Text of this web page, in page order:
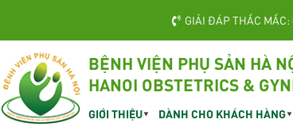
GIẢI ĐÁP THẮC MẮC:
BỆNH VIỆN PHỤ SẢN HÀ
HANOI OBSTETRICS &
GIỚI THIỆU DÀNH CHO KHÁCH HÀNG